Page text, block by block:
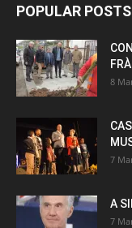
POPULAR POSTS
8
7
A
7